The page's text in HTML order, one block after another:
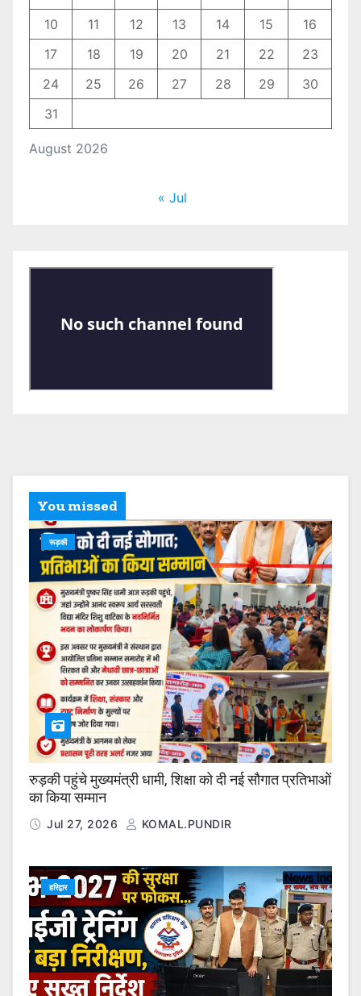
August 2026
10
11 12 13 14 15
16
17
18 19 20 21 22
23
24
25 26 27 28 29
30
31
« Jul
You missed
रूड़की
रुड़की पहुंचे मुख्यमंत्री धामी, शिक्षा को दी नई सौगात प्रतिभाओं
का किया सम्मान
Jul 27, 2026 KOMAL.PUNDIR
हरिद्वार